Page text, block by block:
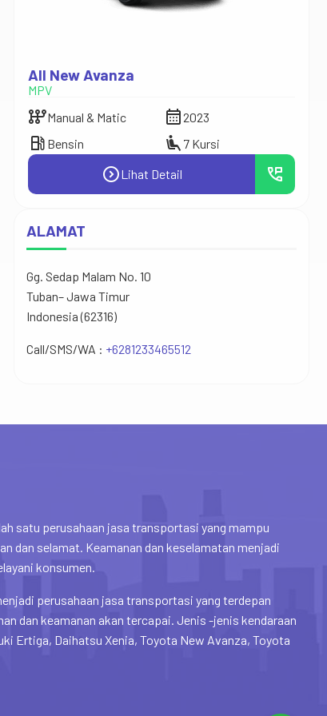
All New Avanza
MPV
auto_transmissionManual & Matic calendar_month 2023
local_gas_station Bensin airline_seat_recline_extra 7 Kursi
expand_circle_rightLihat Detail perm_phone_msg
ALAMAT
Gg. Sedap Malam No. 10
Tuban– Jawa Timur
Indonesia (62316)
Call/SMS/WA : +6281233465512
satu perusahaan jasa transportasi yang mampu
dan selamat. Keamanan dan keselamatan menjadi
konsumen.
perusahaan jasa transportasi yang terdepan
dan keamanan akan tercapai. Jenis -jenis kendaraan
Ertiga, Daihatsu Xenia, Toyota New Avanza, Toyota